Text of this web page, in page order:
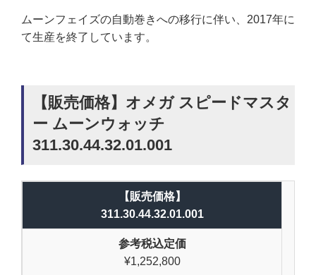
ムーンフェイズの自動巻きへの移行に伴い、2017年に
て生産を終了しています。
【販売価格】オメガ スピードマスタ
ー ムーンウォッチ
311.30.44.32.01.001
【販売価格】
311.30.44.32.01.001
参考税込定価
¥1,252,800